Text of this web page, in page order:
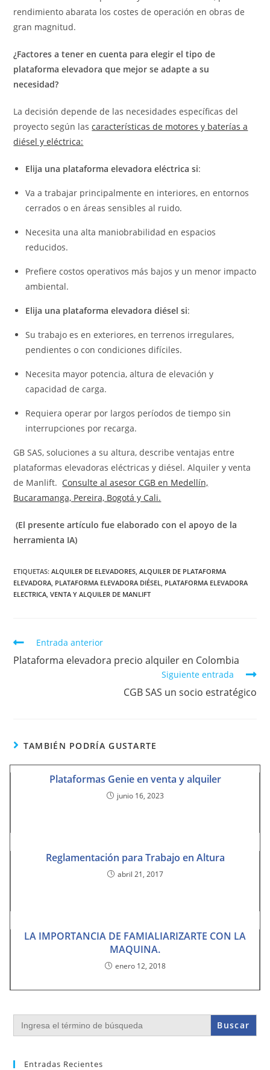
rendimiento abarata los costes de operación en obras de
gran magnitud.
¿Factores a tener en cuenta para elegir el tipo de
plataforma elevadora que mejor se adapte a su
necesidad?
La decisión depende de las necesidades específicas del
proyecto según lascaracterísticas de motores y baterías a
diésel y eléctrica:
Elija una plataforma elevadora eléctrica si:
Va a trabajar principalmente en interiores, en entornos
cerrados o en áreas sensibles al ruido.
Necesita una alta maniobrabilidad en espacios
reducidos.
Prefiere costos operativos más bajos y un menor impacto
ambiental.
Elija una plataforma elevadora diésel si:
Su trabajo es en exteriores, en terrenos irregulares,
pendientes o con condiciones difíciles.
Necesita mayor potencia, altura de elevación y
capacidad de carga.
Requiera operar por largos períodos de tiempo sin
interrupciones por recarga.
GB SAS, soluciones a su altura,describe ventajas entre
plataformas elevadoras eléctricas y diésel. Alquiler y venta
de Manlift. Consulte al asesor CGB en Medellín,
Bucaramanga, Pereira, Bogotá y Cali.
(El presente artículo fue elaborado con el apoyo de la
herramienta IA)
ETIQUETAS:ALQUILER DE ELEVADORES, ALQUILER DE PLATAFORMA
ELEVADORA, PLATAFORMA ELEVADORA DIÉSEL, PLATAFORMA ELEVADORA
ELECTRICA, VENTA Y ALQUILER DE MANLIFT
Entrada anterior
Plataforma elevadora precio alquiler en Colombia
Siguiente entrada
CGB SAS un socio estratégico
TAMBIÉN PODRÍA GUSTARTE
Plataformas Genie en venta y alquiler
junio 16, 2023
Reglamentación para Trabajo en Altura
abril 21, 2017
LA IMPORTANCIA DE FAMIALIARIZARTE CON LA
MAQUINA.
enero 12, 2018
Buscar:
Entradas Recientes